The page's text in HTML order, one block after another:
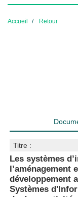
Accueil Retour
Titre :
Les systèmes
l’aménagement
développement
Systèmes